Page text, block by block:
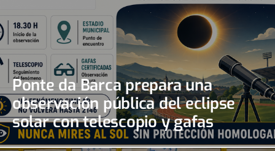
Ponte da Barca prepara una
observación pública del eclipse
solar con telescopio y gafas
certificadas